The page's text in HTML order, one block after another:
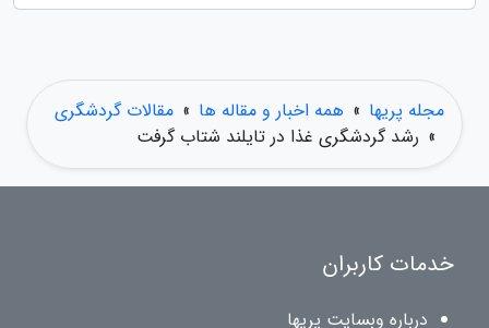
مجله پریها » همه اخبار و مقاله ها » مقالات گردشگری
» رشد گردشگری غذا در تایلند شتاب گرفت
خدمات کاربران
درباره وبسایت پریها